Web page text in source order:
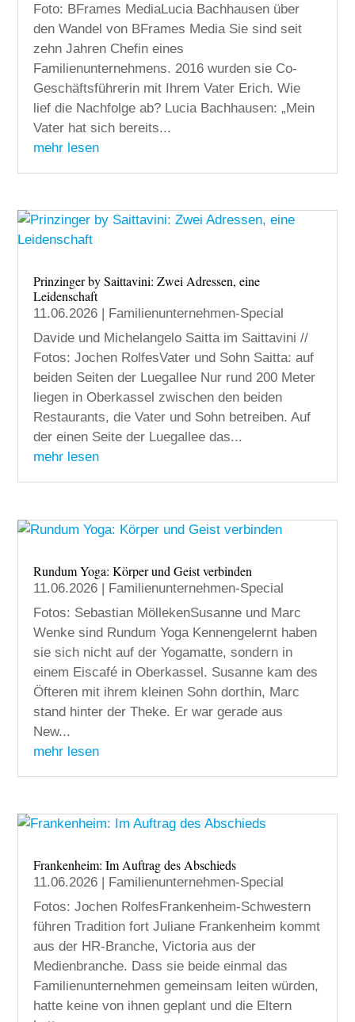
Foto: BFrames MediaLucia Bachhausen über
den Wandel von BFrames Media Sie sind seit
zehn Jahren Chefin eines
Familienunternehmens. 2016 wurden sie Co-
Geschäftsführerin mit Ihrem Vater Erich. Wie
lief die Nachfolge ab? Lucia Bachhausen: „Mein
Vater hat sich bereits...
mehr lesen
Prinzinger by Saittavini: Zwei Adressen, eine
Leidenschaft
11.06.2026
Familienunternehmen-Special
Davide und Michelangelo Saitta im Saittavini //
Fotos: Jochen RolfesVater und Sohn Saitta: auf
beiden Seiten der Luegallee Nur rund 200 Meter
liegen in Oberkassel zwischen den beiden
Restaurants, die Vater und Sohn betreiben. Auf
der einen Seite der Luegallee das...
mehr lesen
Rundum Yoga: Körper und Geist verbinden
11.06.2026 | Familienunternehmen-Special
Fotos: Sebastian MöllekenSusanne und Marc
Wenke sind Rundum Yoga Kennengelernt haben
sie sich nicht auf der Yogamatte, sondern in
einem Eiscafé in Oberkassel. Susanne kam des
Öfteren mit ihrem kleinen Sohn dorthin, Marc
stand hinter der Theke. Er war gerade aus
New...
mehr lesen
Frankenheim: Im Auftrag des Abschieds
11.06.2026 | Familienunternehmen-Special
Fotos: Jochen RolfesFrankenheim-Schwestern
führen Tradition fort Juliane Frankenheim kommt
aus der HR-Branche, Victoria aus der
Medienbranche. Dass sie beide einmal das
Familienunternehmen gemeinsam leiten würden,
hatte keine von ihnen geplant und die Eltern